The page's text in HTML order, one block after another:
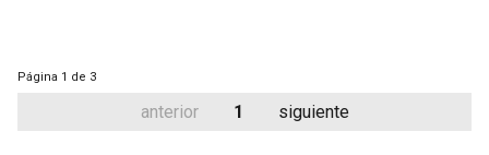
Página 1 de 3
anterior 1 siguiente